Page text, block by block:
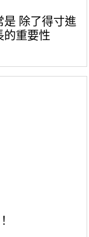
是 除了得寸進
的重要性